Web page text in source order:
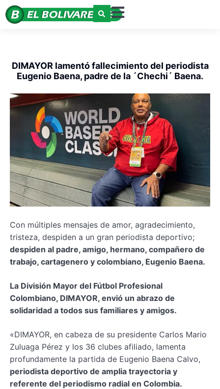
DIMAYOR lamentó fallecimiento del periodista
Eugenio Baena, padre de la ´Chechi´ Baena.
Con múltiples mensajes de amor, agradecimiento,
tristeza, despiden a un gran periodista deportivo;
despiden al padre, amigo, hermano, compañero de
trabajo, cartagenero y colombiano, Eugenio Baena.
La División Mayor del Fútbol Profesional
Colombiano, DIMAYOR, envió un abrazo de
solidaridad a todos sus familiares y amigos.
«DIMAYOR, en cabeza de su presidente Carlos Mario
Zuluaga Pérez y los 36 clubes afiliado, lamenta
profundamente la partida de Eugenio Baena Calvo,
periodista deportivo de amplia trayectoria y
referente del periodismo radial en Colombia.